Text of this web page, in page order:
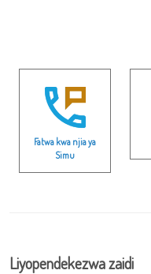
Fatwa kwa njia ya
Simu
Liyopendekezwa zaidi